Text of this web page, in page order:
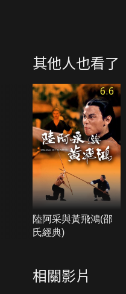
其他人也看了
6.6
陸阿采與黃飛鴻(邵
氏經典)
相關影片